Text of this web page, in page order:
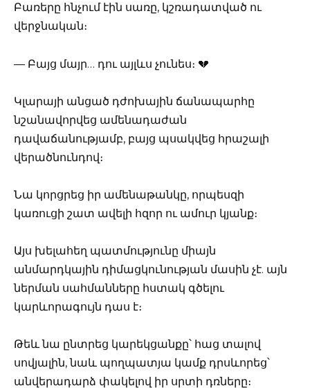
Բառերը հնչում էին սառը, կշռադատված ու
վերջնական։
— Բայց մայր… դու այլևս չունես։ 💔
Կլարայի անցած դժոխային ճանապարհը
նշանավորվեց ամենադաժան
դավաճանությամբ, բայց պսակվեց հրաշալի
վերածնունդով։
Նա կորցրեց իր ամենաթանկը, որպեսզի
կառուցի շատ ավելի հզոր ու ամուր կյանք։
Այս խելահեղ պատմությունը միայն
անմարդկային դիմացկունության մասին չէ. այն
ներման սահմանները հստակ գծելու
կարևորագույն դաս է։
Թեև նա ընտրեց կարեկցանքը՝ հաց տալով
սովյալին, նաև պողպատյա կամք դրսևորեց՝
անվերադարձ փակելով իր սրտի դռները։